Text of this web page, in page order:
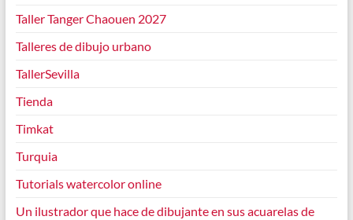
Taller Tanger Chaouen 2027
Talleres de dibujo urbano
TallerSevilla
Tienda
Timkat
Turquia
Tutorials watercolor online
Un ilustrador que hace de dibujante en sus acuarelas de